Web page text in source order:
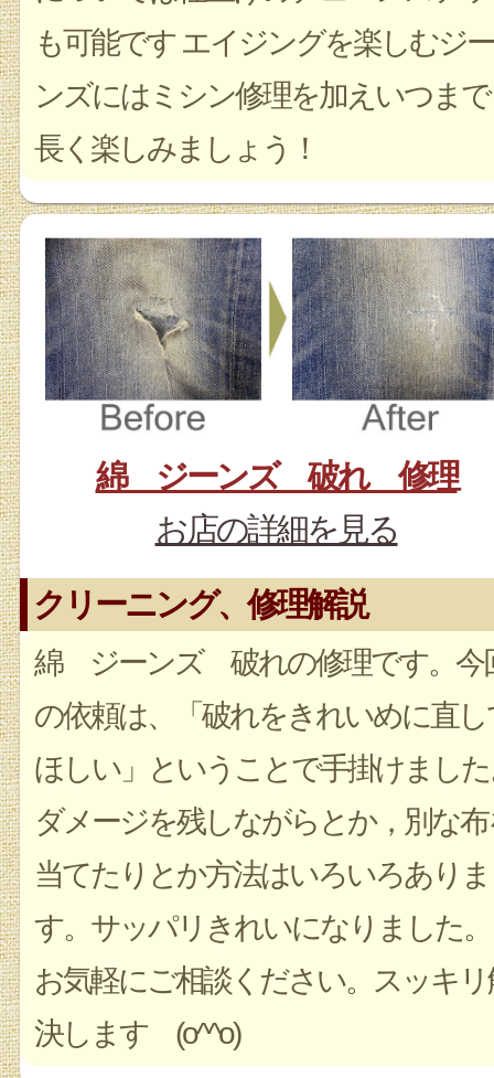
も可能です エイジングを楽しむジー
ンズにはミシン修理を加えいつま
長く楽しみましょう！
綿 ジーンズ 破れ 修理
お店の詳細を見る
クリーニング、修理解説
綿 ジーンズ 破れの修理です。今
の依頼は、「破れをきれいめに直し
ほしい」ということで手掛けまし
ダメージを残しながらとか，別な
当てたりとか方法はいろいろありま
す。サッパリきれいになりました。
お気軽にご相談ください。スッキリ
決します (o^^o)